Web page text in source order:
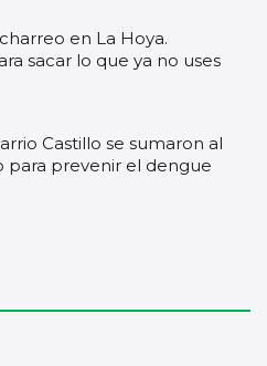
en La Hoya.
sacar lo que ya no uses
Castillo se sumaron al
para prevenir el dengue